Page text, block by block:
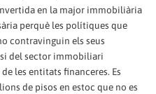
en la major immobiliària
perquè les polítiques que
contravinguin els seus
del sector immobiliari
les entitats financeres. Es
de pisos en estoc que no es